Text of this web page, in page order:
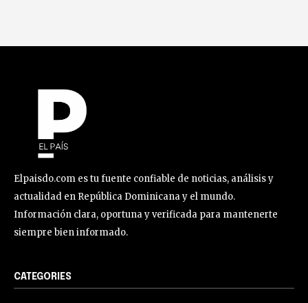
Elpaisdo.com es tu fuente confiable de noticias, análisis y
actualidad en República Dominicana y el mundo.
Información clara, oportuna y verificada para mantenerte
siempre bien informado.
CATEGORIES